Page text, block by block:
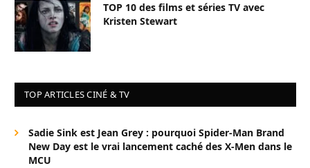
TOP 10 des films et séries TV avec
Kristen Stewart
TOP ARTICLES CINÉ & TV
Sadie Sink est Jean Grey : pourquoi Spider-Man Brand
New Day est le vrai lancement caché des X-Men dans le
MCU